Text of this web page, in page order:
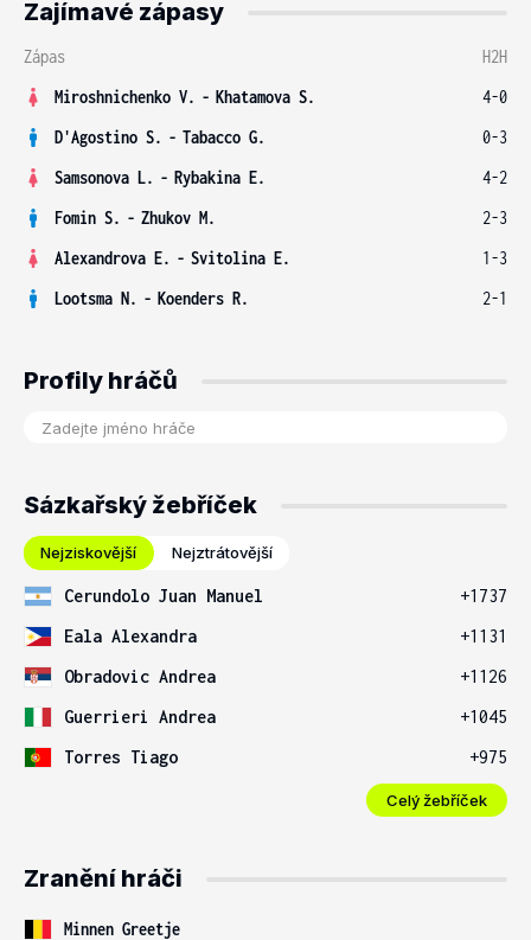
Zajímavé zápasy
Zápas
H2H
Miroshnichenko V. - Khatamova S.
4-0
D'Agostino S. - Tabacco G.
0-3
Samsonova L. - Rybakina E.
4-2
Fomin S. - Zhukov M.
2-3
Alexandrova E. - Svitolina E.
1-3
Lootsma N. - Koenders R. 2-1
Profily hráčů
Sázkařský žebříček
Nejziskovější Nejztrátovější
Cerundolo Juan Manuel
+1737
Eala Alexandra
+1131
Obradovic Andrea
+1126
Guerrieri Andrea
+1045
Torres Tiago
+975
Celý žebříček
Zranění hráči
Minnen Greetje